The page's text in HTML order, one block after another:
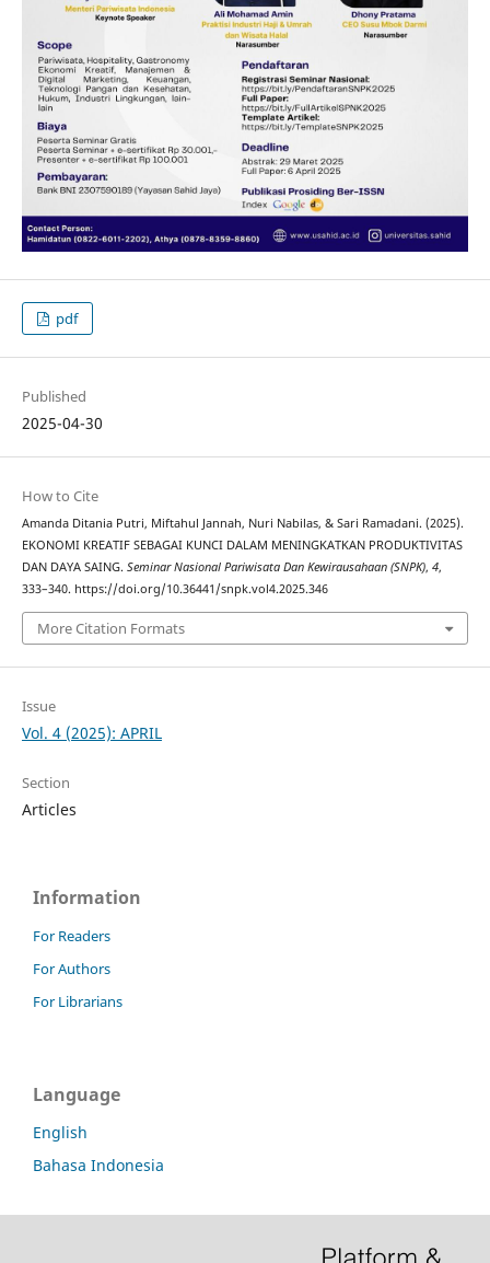
pdf
Published
2025-04-30
How to Cite
Amanda Ditania Putri, Miftahul Jannah, Nuri Nabilas, & Sari Ramadani. (2025).
EKONOMI KREATIF SEBAGAI KUNCI DALAM MENINGKATKAN PRODUKTIVITAS
DAN DAYA SAING. Seminar Nasional Pariwisata Dan Kewirausahaan (SNPK), 4,
333–340. https://doi.org/10.36441/snpk.vol4.2025.346
More Citation Formats
Issue
Vol. 4 (2025): APRIL
Section
Articles
Information
For Readers
For Authors
For Librarians
Language
English
Bahasa Indonesia